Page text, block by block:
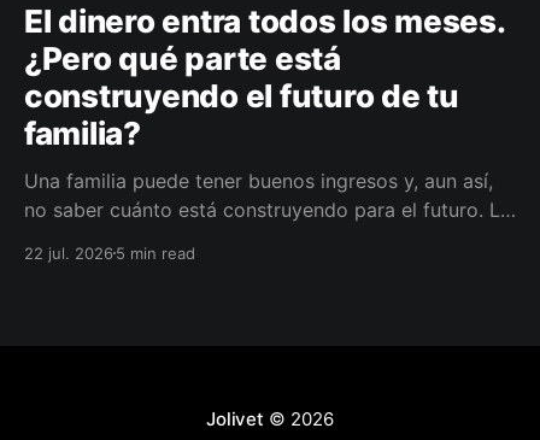
El dinero entra todos los meses.
¿Pero qué parte está
construyendo el futuro de tu
familia?
Una familia puede tener buenos ingresos y, aun así,
no saber cuánto está construyendo para el futuro. La
darle a cada parte del ingreso un propósito, un plazo
22 jul. 20265 min read
Jolivet © 2026